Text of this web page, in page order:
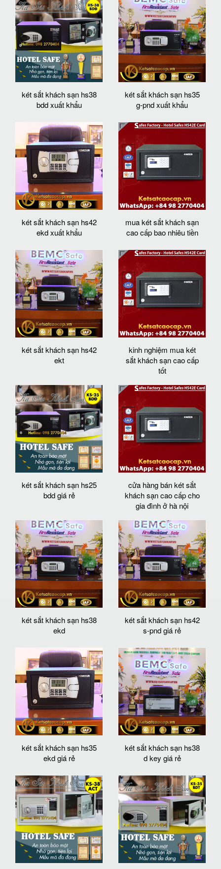
két sắt khách sạn hs38
bdd xuất khẩu
két sắt khách sạn hs35
g-pnd xuất khẩu
két sắt khách sạn hs42
ekd xuất khẩu
mua két sắt khách sạn
cao cấp bao nhiêu tiền
két sắt khách sạn hs42
ekt
kinh nghiệm mua két
sắt khách sạn cao cấp
tốt
két sắt khách sạn hs25
bdd giá rẻ
cửa hàng bán két sắt
khách sạn cao cấp cho
gia đình ở hà nội
két sắt khách sạn hs38
ekd
két sắt khách sạn hs42
s-pnd giá rẻ
két sắt khách sạn hs35
ekd giá rẻ
két sắt khách sạn hs38
d key giá rẻ